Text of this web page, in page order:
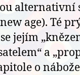
age). Té
jejím
a
o